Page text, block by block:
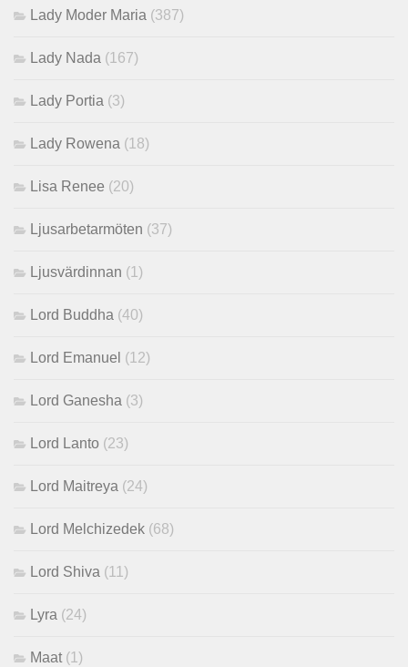
Lady Moder Maria (387)
Lady Nada (167)
Lady Portia (3)
Lady Rowena (18)
Lisa Renee (20)
Ljusarbetarmöten (37)
Ljusvärdinnan (1)
Lord Buddha (40)
Lord Emanuel (12)
Lord Ganesha (3)
Lord Lanto (23)
Lord Maitreya (24)
Lord Melchizedek (68)
Lord Shiva (11)
Lyra (24)
Maat (1)